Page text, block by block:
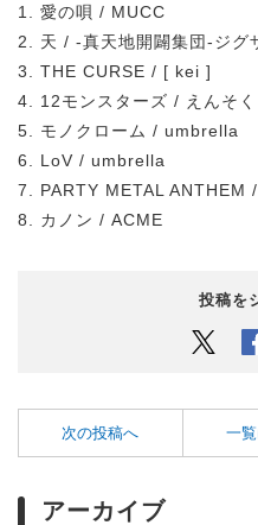
1. 愛の唄 / MUCC
2. 天 / -真天地開闢集団-ジグ
3. THE CURSE / [ kei ]
4. 12モンスターズ / えんそく
5. モノクローム / umbrella
6. LoV / umbrella
7. PARTY METAL ANTHEM
8. カノン / ACME
投稿を
次の投稿へ 一
アーカイブ